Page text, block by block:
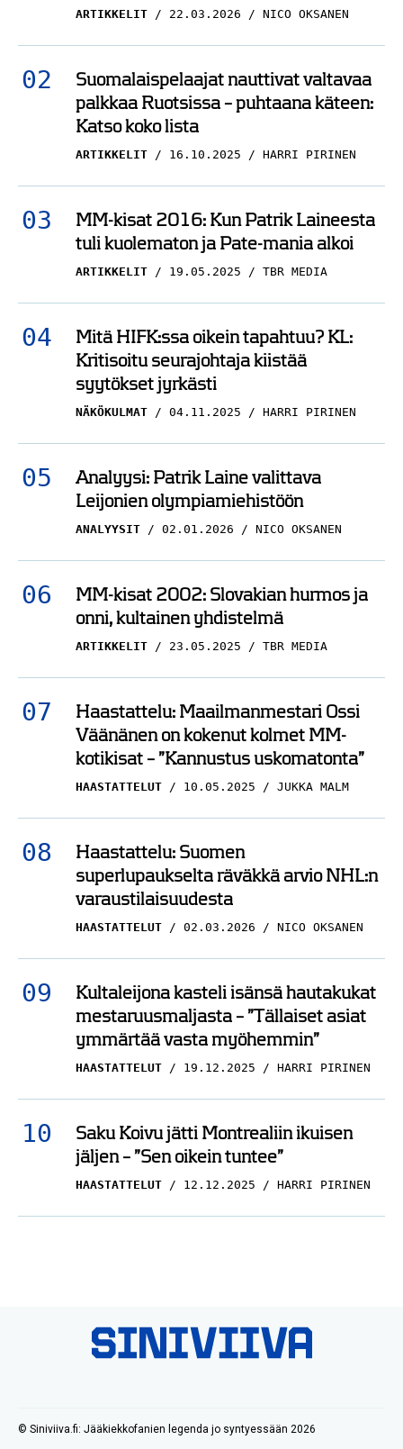
NICO OKSANEN
Analyysi: Carolina
Hurricanesin
maksimoitava
palkkatila
SEBASTIAN AHO
31.05.2025
Analyysi: Vain ihme
pysäyttää Floridan
matkalla Stanley Cup -
NICO OKSANEN
MM-kisat 2017: Ruotsi
vei supertähtien kisat –
SEBASTIAN AHO
TBR MEDIA
ARTIKKELIT 22.03.2026 NICO OKSANEN
Suomalaispelaajat nauttivat valtavaa
palkkaa Ruotsissa – puhtaana käteen:
Katso koko lista
ARTIKKELIT 16.10.2025 HARRI PIRINEN
MM-kisat 2016: Kun Patrik Laineesta
tuli kuolematon ja Pate-mania alkoi
ARTIKKELIT 19.05.2025 TBR MEDIA
Mitä HIFK:ssa oikein tapahtuu? KL:
Kritisoitu seurajohtaja kiistää
syytökset jyrkästi
NÄKÖKULMAT 04.11.2025 HARRI PIRINEN
Analyysi: Patrik Laine valittava
Leijonien olympiamiehistöön
ANALYYSIT 02.01.2026 NICO OKSANEN
MM-kisat 2002: Slovakian hurmos ja
onni, kultainen yhdistelmä
ARTIKKELIT 23.05.2025 TBR MEDIA
Haastattelu: Maailmanmestari Ossi
Väänänen on kokenut kolmet MM-
kotikisat – ”Kannustus uskomatonta”
HAASTATTELUT 10.05.2025 JUKKA MALM
Haastattelu: Suomen
superlupaukselta räväkkä arvio NHL:n
varaustilaisuudesta
HAASTATTELUT 02.03.2026 NICO OKSANEN
Kultaleijona kasteli isänsä hautakukat
mestaruusmaljasta – ”Tällaiset asiat
ymmärtää vasta myöhemmin”
HAASTATTELUT 19.12.2025 HARRI PIRINEN
Saku Koivu jätti Montrealiin ikuisen
jäljen – ”Sen oikein tuntee”
HAASTATTELUT 12.12.2025 HARRI PIRINEN
© Siniviiva.fi: Jääkiekkofanien legenda jo syntyessään 2026